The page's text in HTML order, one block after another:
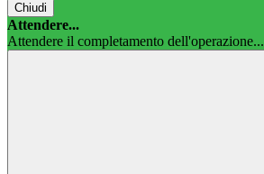
Chiudi
Attendere...
Attendere il completamento dell'operazione...